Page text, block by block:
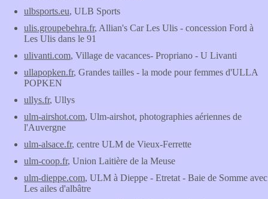
ulbsports.eu, ULB Sports
ulis.groupebehra.fr, Allian's Car Les Ulis - concession Ford à
Les Ulis dans le 91
ulivanti.com, Village de vacances- Propriano - U Livanti
ullapopken.fr, Grandes tailles - la mode pour femmes d'ULLA
POPKEN
ullys.fr, Ullys
ulm-airshot.com, Ulm-airshot, photographies aériennes de
l'Auvergne
ulm-alsace.fr, centre ULM de Vieux-Ferrette
ulm-coop.fr, Union Laitière de la Meuse
ulm-dieppe.com, ULM à Dieppe - Etretat - Baie de Somme avec
Les ailes d'albâtre